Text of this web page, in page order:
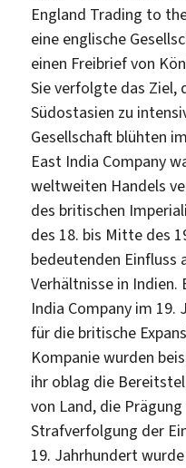
England Trading to
eine englische
einen Freibrief von
Sie verfolgte das Ziel,
Südostasien zu
Gesellschaft blühten
East India Company
weltweiten Handels
des britischen
des 18. bis Mitte des
bedeutenden Einfluss
Verhältnisse in
India Company im
für die britische
Kompanie wurden
ihr oblag die
von Land, die
Strafverfolgung der
19. Jahrhundert